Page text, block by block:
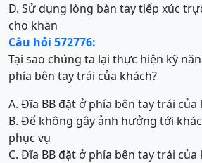
D. Sử dụng lòng bàn tay tiếp xúc
cho khăn
Câu hỏi 572776:
Tại sao chúng ta lại thực hiện kỹ
phía bên tay trái của khách?
A. Đĩa BB đặt ở phía bên tay trái của
B. Để không gây ảnh hưởng tới
phục vụ
C. Đĩa BB đặt ở phía bên tay trái